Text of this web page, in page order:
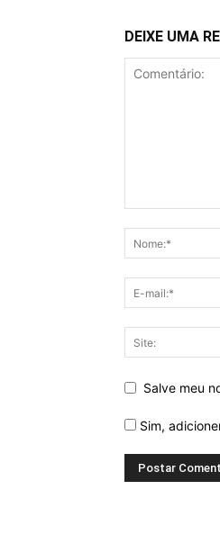
DEIXE UMA
Salve meu
Sim,